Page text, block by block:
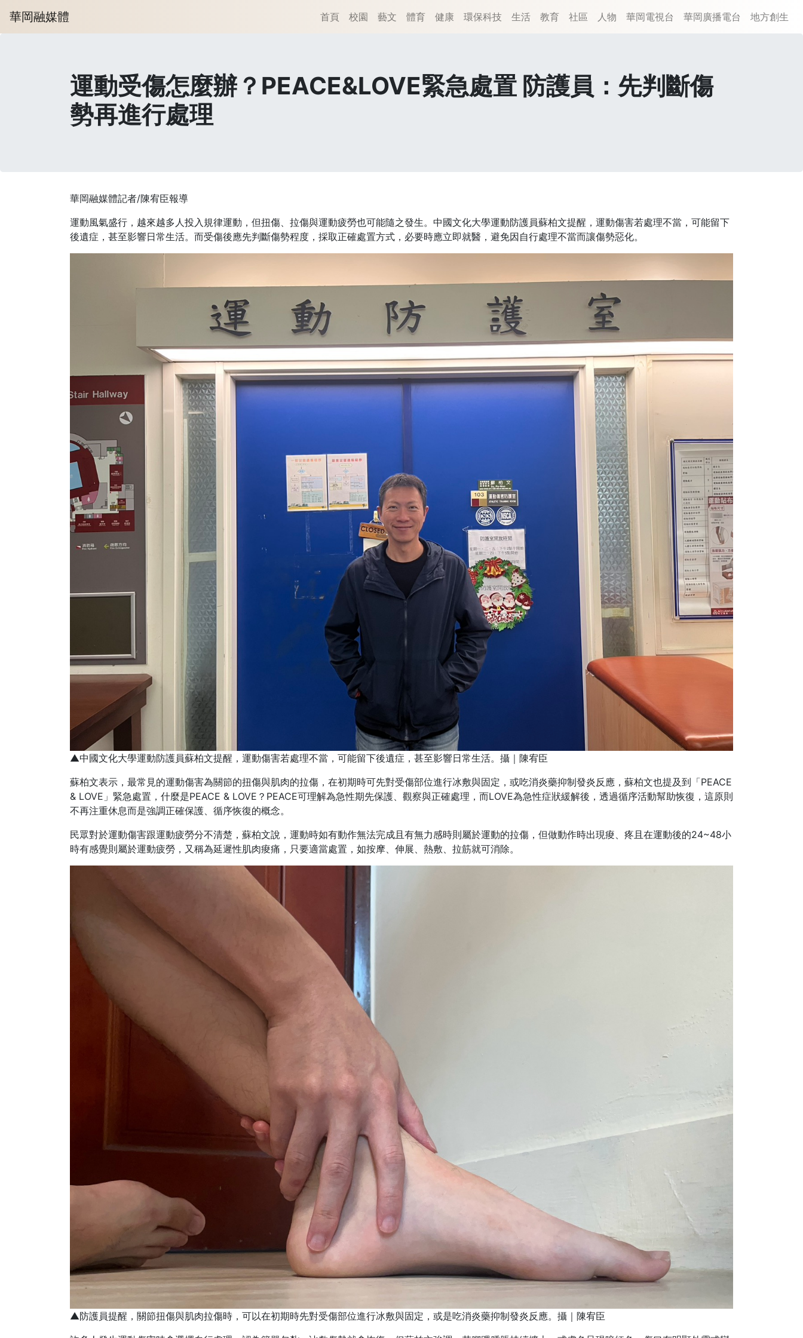
華岡融媒體 首頁 校園 藝文 體育 健康 環保科技 生活 教育 社區 人物 華岡電視台 華岡廣播電台 地方創生
運動受傷怎麼辦？PEACE&LOVE緊急處置 防護員：先判斷傷
勢再進行處理
華岡融媒體記者/陳宥臣報導
運動風氣盛行，越來越多人投入規律運動，但扭傷、拉傷與運動疲勞也可能隨之發生。中國文化大學運動防護員蘇柏文提醒，運動傷害若處理不當，可能留下
後遺症，甚至影響日常生活。而受傷後應先判斷傷勢程度，採取正確處置方式，必要時應立即就醫，避免因自行處理不當而讓傷勢惡化。
▲中國文化大學運動防護員蘇柏文提醒，運動傷害若處理不當，可能留下後遺症，甚至影響日常生活。攝｜陳宥臣
蘇柏文表示，最常見的運動傷害為關節的扭傷與肌肉的拉傷，在初期時可先對受傷部位進行冰敷與固定，或吃消炎藥抑制發炎反應，蘇柏文也提及到「PEACE
& LOVE」緊急處置，什麼是PEACE & LOVE？PEACE可理解為急性期先保護、觀察與正確處理，而LOVE為急性症狀緩解後，透過循序活動幫助恢復，這原則
不再注重休息而是強調正確保護、循序恢復的概念。
民眾對於運動傷害跟運動疲勞分不清楚，蘇柏文說，運動時如有動作無法完成且有無力感時則屬於運動的拉傷，但做動作時出現痠、疼且在運動後的24~48小
時有感覺則屬於運動疲勞，又稱為延遲性肌肉痠痛，只要適當處置，如按摩、伸展、熱敷、拉筋就可消除。
▲防護員提醒，關節扭傷與肌肉拉傷時，可以在初期時先對受傷部位進行冰敷與固定，或是吃消炎藥抑制發炎反應。攝｜陳宥臣